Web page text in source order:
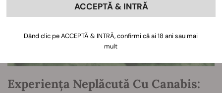
Experiența Neplăcută Cu Canabis:
ACCEPTĂ & INTRĂ
Dând clic pe ACCEPTĂ & INTRĂ, confirmi că ai 18 ani sau mai
mult